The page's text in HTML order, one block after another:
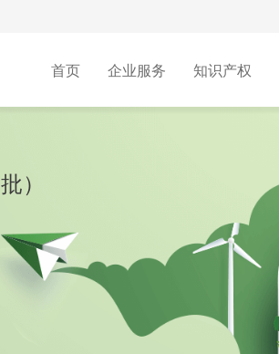
首页 企业服务
IDC许可证
CDN许可证
多方通信
网络托管业务
域名解析
知识产权
软件著作权
版权登记
专利申
实用新
外观
集成电
CMMI认证
ITSS
信息化建设及服务能力评价
专精特新中小企业认定服务
）